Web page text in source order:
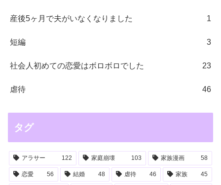
産後5ヶ月で夫がいなくなりました 1
短編 3
社会人初めての恋愛はボロボロでした 23
虐待 46
タグ
アラサー 122 家庭崩壊 103 家族漫画 58
恋愛 56 結婚 48 虐待 46 家族 45